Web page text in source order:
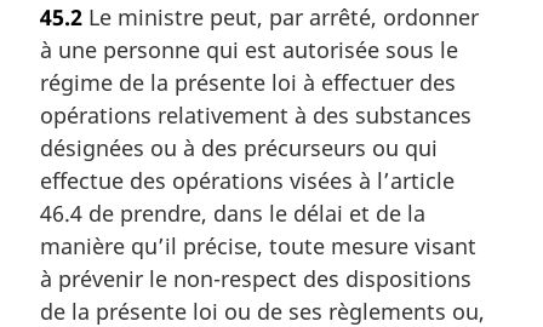
45.2 Le ministre peut, par arrêté, ordonner
à une personne qui est autorisée sous le
régime de la présente loi à effectuer des
opérations relativement à des substances
désignées ou à des précurseurs ou qui
effectue des opérations visées à l’article
46.4 de prendre, dans le délai et de la
manière qu’il précise, toute mesure visant
à prévenir le non-respect des dispositions
de la présente loi ou de ses règlements ou,